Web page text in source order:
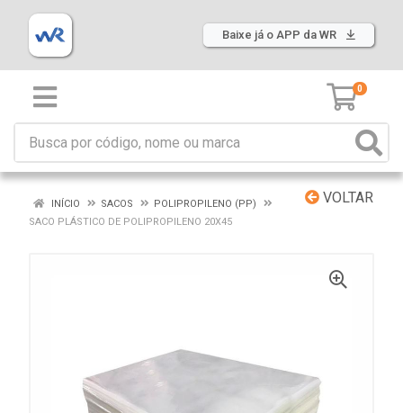
Baixe já o APP da WR
0
VOLTAR
INÍCIO SACOS
POLIPROPILENO (PP)
SACO PLÁSTICO DE POLIPROPILENO 20X45